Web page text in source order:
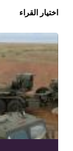
اختيار القراء